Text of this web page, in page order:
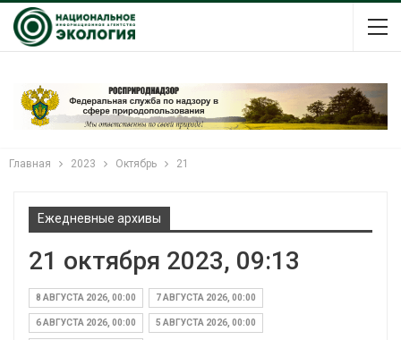
Главная 2023 Октябрь 21
Ежедневные архивы
21 октября 2023, 09:13
8 АВГУСТА 2026, 00:00 7 АВГУСТА 2026, 00:00
6 АВГУСТА 2026, 00:00 5 АВГУСТА 2026, 00:00